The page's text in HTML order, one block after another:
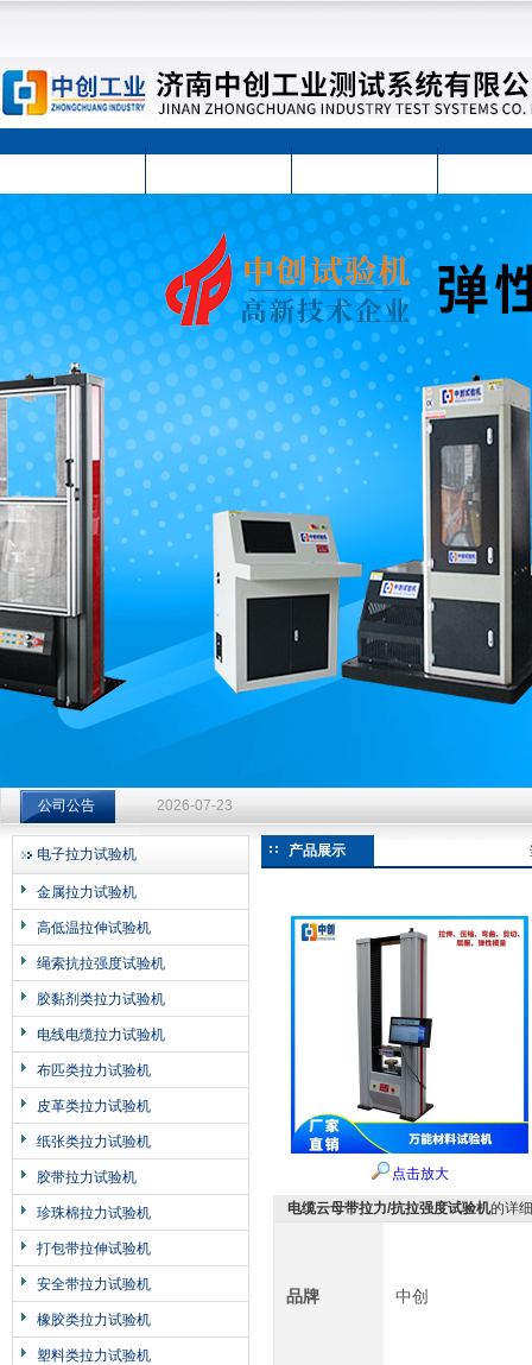
济南中创工业测试系统有限公司
公司公告 2026-07-23
钻杆扭转试验台选型指南：从额定扭矩到加载频率的工况适配
2026-07-23
钻杆扭转试验台选型指南：从额定扭矩到加载频率的工况适配
2026-07-23
电子拉力试验机
金属拉力试验机
高低温拉伸试验机
绳索抗拉强度试验机
胶黏剂类拉力试验机
电线电缆拉力试验机
布匹类拉力试验机
皮革类拉力试验机
纸张类拉力试验机
胶带拉力试验机
珍珠棉拉力试验机
打包带拉伸试验机
安全带拉力试验机
橡胶类拉力试验机
塑料类拉力试验机
产品展示
点击放大
电缆云母带拉力/抗拉强度试验机的详
品牌 中创